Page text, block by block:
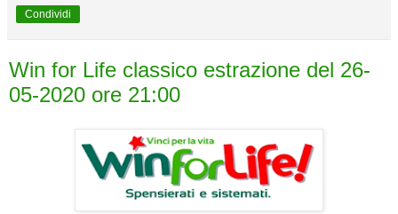
Condividi
Win for Life classico estrazione del 26-
05-2020 ore 21:00